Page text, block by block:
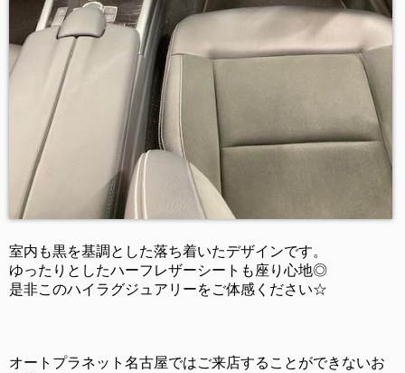
室内も黒を基調とした落ち着いたデザインです。
ゆったりとしたハーフレザーシートも座り心地◎
是非このハイラグジュアリーをご体感ください☆
オートプラネット名古屋ではご来店することができないお